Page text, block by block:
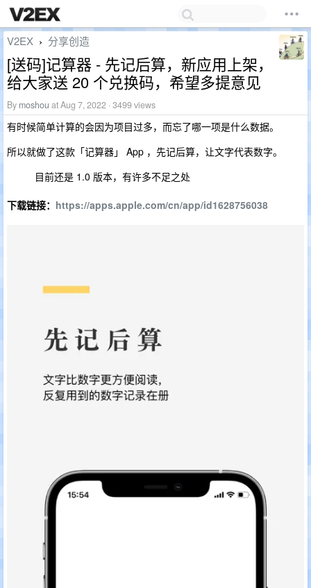
V2EX › 分享创造
[送码]记算器 - 先记后算，新应用上架，
给大家送 20 个兑换码，希望多提意见
By moshou at Aug 7, 2022 · 3499 views
有时候简单计算的会因为项目过多，而忘了哪一项是什么数据。
所以就做了这款「记算器」 App ，先记后算，让文字代表数字。
目前还是 1.0 版本，有许多不足之处
下载链接： https://apps.apple.com/cn/app/id1628756038